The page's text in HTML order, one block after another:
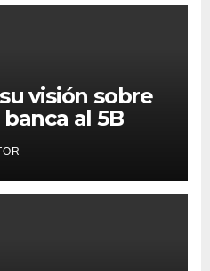
visión sobre
al 5B